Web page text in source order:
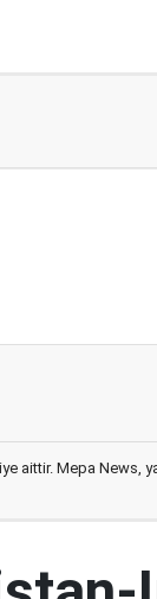
aittir. Mepa News,